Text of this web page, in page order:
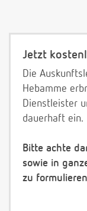
Jetzt
Die
Hebamme
Dienstleister
dauerhaft ein.
Bitte achte
sowie in
zu